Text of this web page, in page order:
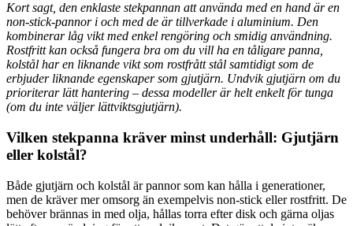
Kort sagt, den enklaste stekpannan att använda med en hand är en
non-stick-pannor i och med de är tillverkade i aluminium. Den
kombinerar låg vikt med enkel rengöring och smidig användning.
Rostfritt kan också fungera bra om du vill ha en tåligare panna,
kolstål har en liknande vikt som rostfrått stål samtidigt som de
erbjuder liknande egenskaper som gjutjärn. Undvik gjutjärn om du
prioriterar lätt hantering – dessa modeller är helt enkelt för tunga
(om du inte väljer lättviktsgjutjärn).
Vilken stekpanna kräver minst underhåll: Gjutjärn
eller kolstål?
Både gjutjärn och kolstål är pannor som kan hålla i generationer,
men de kräver mer omsorg än exempelvis non-stick eller rostfritt. De
behöver brännas in med olja, hållas torra efter disk och gärna oljas